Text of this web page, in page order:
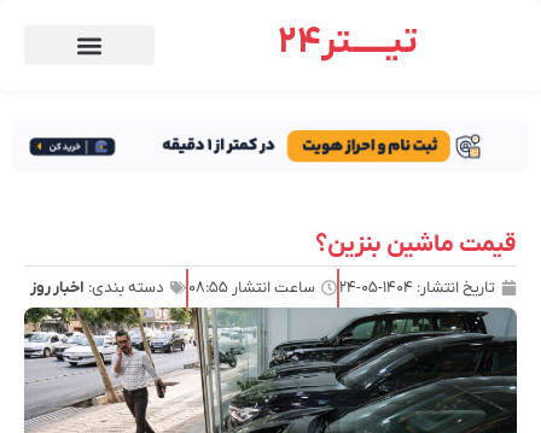
تیـــــتر24
قیمت ماشین بنزین؟
تاریخ انتشار: ۱۴۰۴-۰۵-۲۴ ساعت انتشار ۰۸:۵۵ دسته بندی: اخبار روز